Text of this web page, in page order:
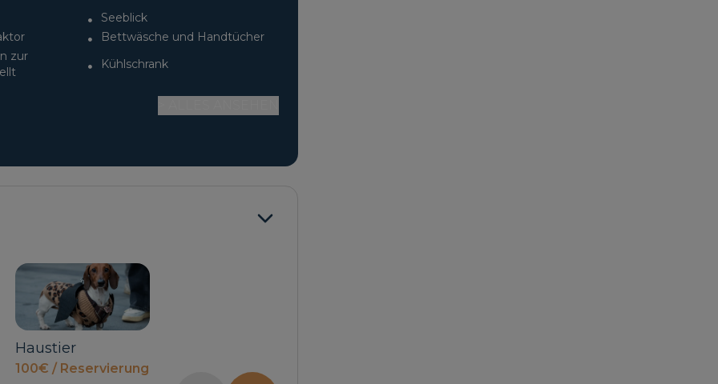
Seeblick
Bettwäsche und Handtücher
zur
Kühlschrank
Privat
Ankunftstransfer
Abreisetransfer 5-